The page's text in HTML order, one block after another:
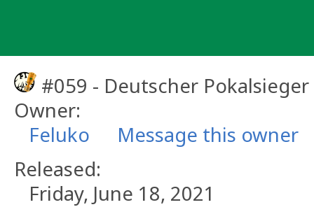
#059 - Deutscher
Owner:
Feluko
Message this owner
Released:
Friday, June 18, 2021